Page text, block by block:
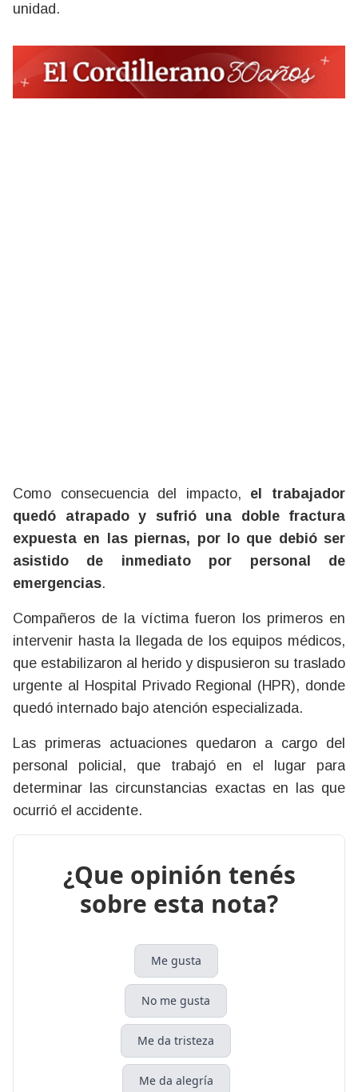
unidad.
Como consecuencia del impacto, el trabajador
quedó atrapado y sufrió una doble fractura
expuesta en las piernas, por lo que debió ser
asistido de inmediato por personal de
emergencias.
Compañeros de la víctima fueron los primeros en
intervenir hasta la llegada de los equipos médicos,
que estabilizaron al herido y dispusieron su traslado
urgente al Hospital Privado Regional (HPR), donde
quedó internado bajo atención especializada.
Las primeras actuaciones quedaron a cargo del
personal policial, que trabajó en el lugar para
determinar las circunstancias exactas en las que
ocurrió el accidente.
¿Que opinión tenés
sobre esta nota?
Me gusta
No me gusta
Me da tristeza
Me da alegría